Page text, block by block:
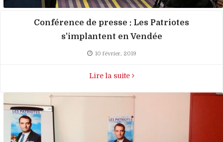
Conférence de presse : Les Patriotes
s’implantent en Vendée
10 février, 2019
Lire la suite